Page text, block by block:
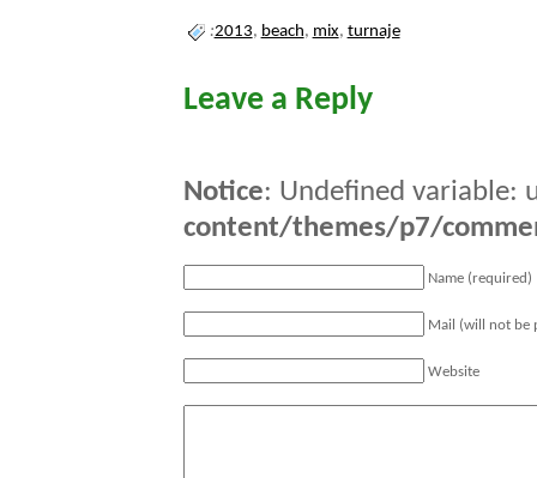
:2013, beach, mix, turnaje
Leave a Reply
Notice: Undefined variable:
content/themes/p7/
Name (required)
Mail (will not be
Website